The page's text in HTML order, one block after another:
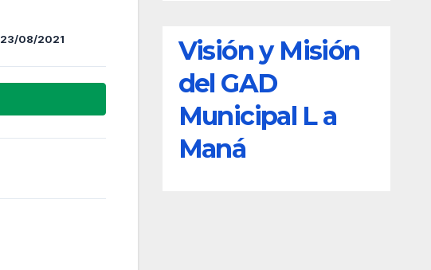
23/08/2021
Visión y Misión
del GAD
Municipal L a
Maná